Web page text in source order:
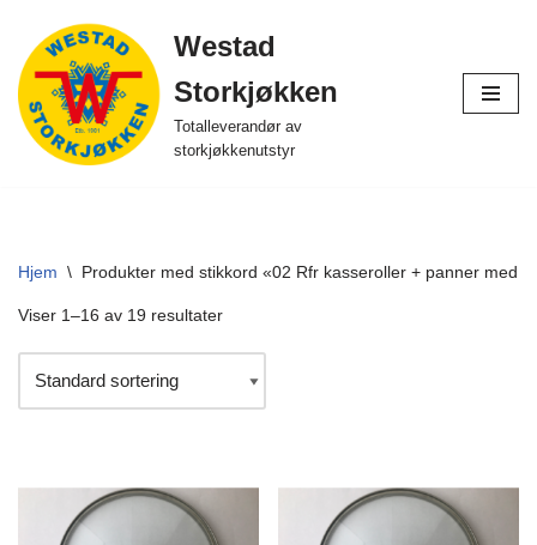
Hopp
til
innholdet
Westad
Storkjøkken
Totalleverandør av
storkjøkkenutstyr
Hjem \ Produkter med stikkord «02 Rfr kasseroller + panner med
Viser 1–16 av 19 resultater